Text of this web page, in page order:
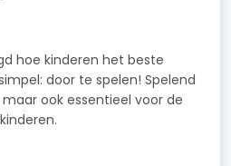
hoe kinderen het beste
door te spelen! Spelend
ook essentieel voor de